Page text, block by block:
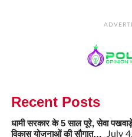
Recent Posts
धामी सरकार के 5 साल पूरे, सेवा
विकास योजनाओं की सौगात… July